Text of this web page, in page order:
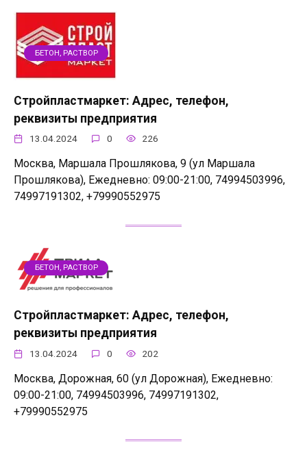
БЕТОН, РАСТВОР
Стройпластмаркет: Адрес, телефон,
реквизиты предприятия
13.04.2024 0 226
Москва, Маршала Прошлякова, 9 (ул Маршала
Прошлякова), Ежедневно: 09:00-21:00, 74994503996,
74997191302, +79990552975
БЕТОН, РАСТВОР
Стройпластмаркет: Адрес, телефон,
реквизиты предприятия
13.04.2024 0 202
Москва, Дорожная, 60 (ул Дорожная), Ежедневно:
09:00-21:00, 74994503996, 74997191302,
+79990552975